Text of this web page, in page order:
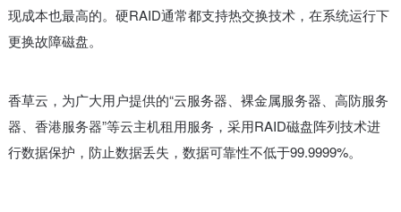
现成本也最高的。硬RAID通常都支持热交换技术，在系统运行下
更换故障磁盘。
香草云，为广大用户提供的“云服务器、裸金属服务器、高防服务
器、香港服务器”等云主机租用服务，采用RAID磁盘阵列技术进
行数据保护，防止数据丢失，数据可靠性不低于99.9999%。